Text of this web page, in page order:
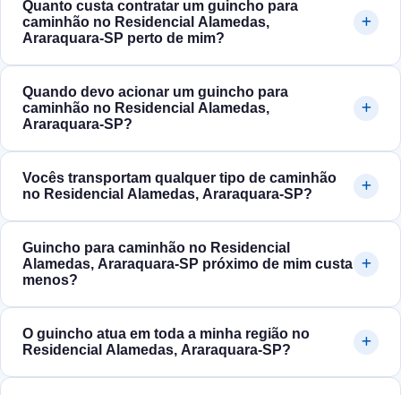
Quanto custa contratar um guincho para
caminhão no Residencial Alamedas,
Araraquara‑SP perto de mim?
Quando devo acionar um guincho para
caminhão no Residencial Alamedas,
Araraquara‑SP?
Vocês transportam qualquer tipo de caminhão
no Residencial Alamedas, Araraquara‑SP?
Guincho para caminhão no Residencial
Alamedas, Araraquara‑SP próximo de mim custa
menos?
O guincho atua em toda a minha região no
Residencial Alamedas, Araraquara‑SP?